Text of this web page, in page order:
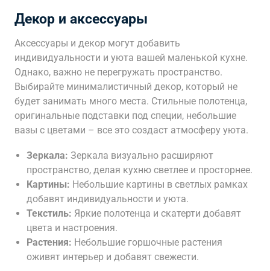
Декор и аксессуары
Аксессуары и декор могут добавить
индивидуальности и уюта вашей маленькой кухне.
Однако, важно не перегружать пространство.
Выбирайте минималистичный декор, который не
будет занимать много места. Стильные полотенца,
оригинальные подставки под специи, небольшие
вазы с цветами – все это создаст атмосферу уюта.
Зеркала: Зеркала визуально расширяют
пространство, делая кухню светлее и просторнее.
Картины: Небольшие картины в светлых рамках
добавят индивидуальности и уюта.
Текстиль: Яркие полотенца и скатерти добавят
цвета и настроения.
Растения: Небольшие горшочные растения
оживят интерьер и добавят свежести.